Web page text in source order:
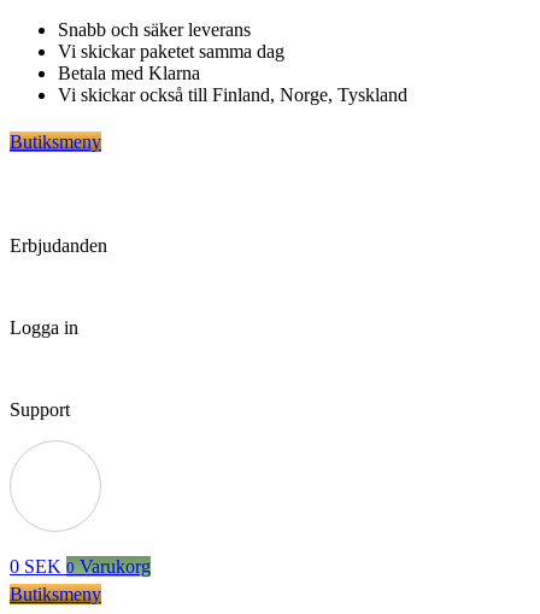
Hoppa
innehåll
Snabb och säker leverans
Vi skickar paketet samma dag
Betala med Klarna
Vi skickar också till Finland, Norge, Tyskland
Butiksmeny
Erbjudanden
Logga in
Support
0 SEK 0 Varukorg
Butiksmeny